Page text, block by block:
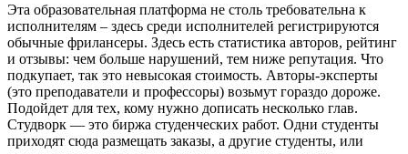
Эта образовательная платформа не столь требовательна к
исполнителям – здесь среди исполнителей регистрируются
обычные фрилансеры. Здесь есть статистика авторов, рейтинг
и отзывы: чем больше нарушений, тем ниже репутация. Что
подкупает, так это невысокая стоимость. Авторы-эксперты
(это преподаватели и профессоры) возьмут гораздо дороже.
Подойдет для тех, кому нужно дописать несколько глав.
Студворк — это биржа студенческих работ. Одни студенты
приходят сюда размещать заказы, а другие студенты, или